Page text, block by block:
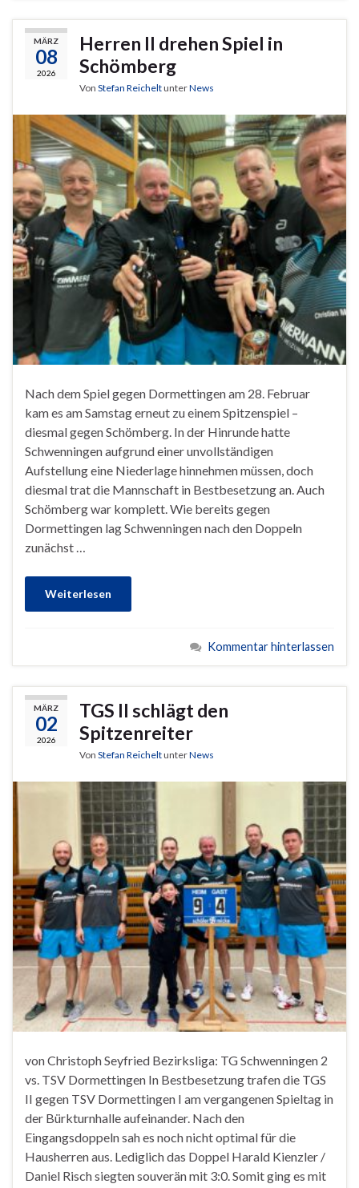
MÄRZ
08
2026
Herren II drehen Spiel in
Schömberg
Von Stefan ReicheltunterNews
Nach dem Spiel gegen Dormettingen am 28. Februar
kam es am Samstag erneut zu einem Spitzenspiel –
diesmal gegen Schömberg. In der Hinrunde hatte
Schwenningen aufgrund einer unvollständigen
Aufstellung eine Niederlage hinnehmen müssen, doch
diesmal trat die Mannschaft in Bestbesetzung an. Auch
Schömberg war komplett. Wie bereits gegen
Dormettingen lag Schwenningen nach den Doppeln
zunächst …
Weiterlesen
Kommentar hinterlassen
MÄRZ
02
2026
TGS II schlägt den
Spitzenreiter
Von Stefan ReicheltunterNews
von Christoph Seyfried Bezirksliga: TG Schwenningen 2
vs. TSV Dormettingen In Bestbesetzung trafen die TGS
II gegen TSV Dormettingen I am vergangenen Spieltag in
der Bürkturnhalle aufeinander. Nach den
Eingangsdoppeln sah es noch nicht optimal für die
Hausherren aus. Lediglich das Doppel Harald Kienzler /
Daniel Risch siegten souverän mit 3:0. Somit ging es mit